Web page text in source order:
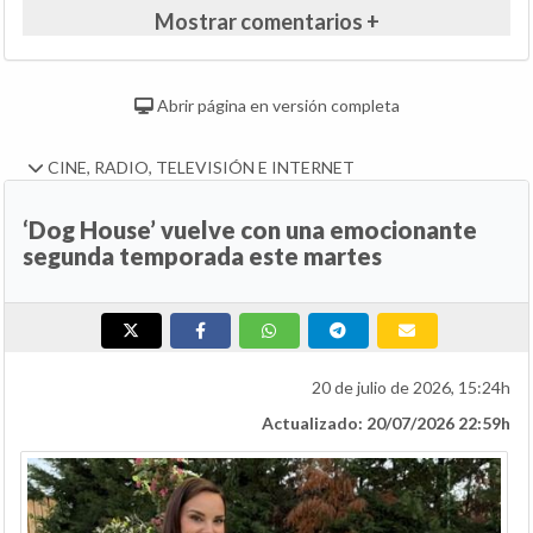
Mostrar comentarios +
Abrir página en versión completa
CINE, RADIO, TELEVISIÓN E INTERNET
‘Dog House’ vuelve con una emocionante
segunda temporada este martes
20 de julio de 2026, 15:24h
Actualizado: 20/07/2026 22:59h